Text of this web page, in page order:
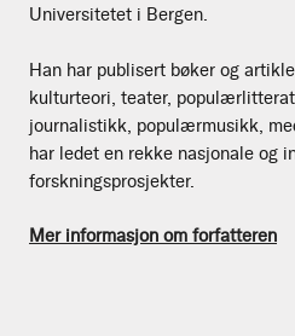
Universitetet i Bergen.
Han har publisert bøker og
kulturteori, teater,
journalistikk, populærmusikk,
har ledet en rekke nasjonale og
forskningsprosjekter.
Mer informasjon om forfatteren